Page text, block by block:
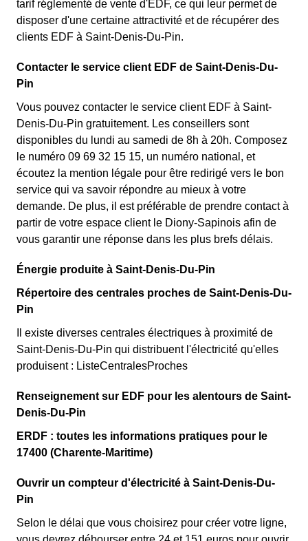
tarif réglementé de vente d'EDF, ce qui leur permet de
disposer d'une certaine attractivité et de récupérer des
clients EDF à Saint-Denis-Du-Pin.
Contacter le service client EDF de Saint-Denis-Du-
Pin
Vous pouvez contacter le service client EDF à Saint-
Denis-Du-Pin gratuitement. Les conseillers sont
disponibles du lundi au samedi de 8h à 20h. Composez
le numéro 09 69 32 15 15, un numéro national, et
écoutez la mention légale pour être redirigé vers le bon
service qui va savoir répondre au mieux à votre
demande. De plus, il est préférable de prendre contact à
partir de votre espace client le Diony-Sapinois afin de
vous garantir une réponse dans les plus brefs délais.
Énergie produite à Saint-Denis-Du-Pin
Répertoire des centrales proches de Saint-Denis-Du-
Pin
Il existe diverses centrales électriques à proximité de
Saint-Denis-Du-Pin qui distribuent l'électricité qu'elles
produisent : ListeCentralesProches
Renseignement sur EDF pour les alentours de Saint-
Denis-Du-Pin
ERDF : toutes les informations pratiques pour le
17400 (Charente-Maritime)
Ouvrir un compteur d'électricité à Saint-Denis-Du-
Pin
Selon le délai que vous choisirez pour créer votre ligne,